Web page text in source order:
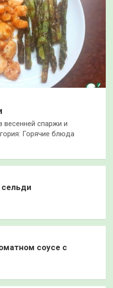
весенней спаржи и
Горячие блюда
сельди
соусе с